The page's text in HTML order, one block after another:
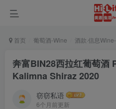
首页 葡萄酒-Wine 酒款·信息
奔富BIN28西拉红葡萄酒
Kalimna Shiraz 2020
窃窃私语
6个月前更新